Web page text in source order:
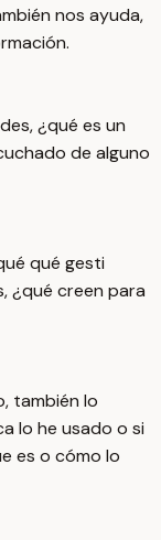
nos ayuda,
¿qué es un
de alguno
qué gesti
¿qué creen para
también lo
lo he usado o si
es o cómo lo